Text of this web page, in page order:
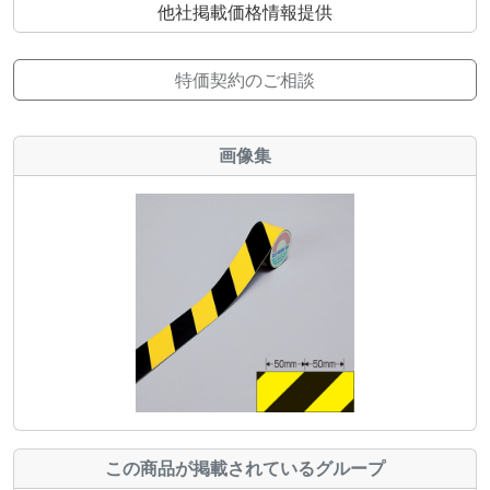
他社掲載価格情報提供
特価契約のご相談
画像集
この商品が掲載されているグループ